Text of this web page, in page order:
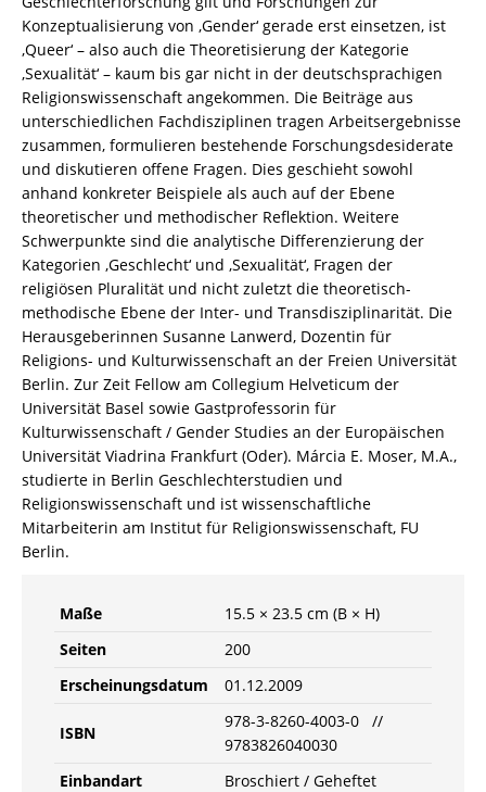
/
978-
3-
82-
604003-
0
Menge
Konzeptualisierung von ‚Gender‘ gerade erst einsetzen, ist
‚Queer‘ – also auch die Theoretisierung der Kategorie
‚Sexualität‘ – kaum bis gar nicht in der deutschsprachigen
Religionswissenschaft angekommen. Die Beiträge aus
unterschiedlichen Fachdisziplinen tragen Arbeitsergebnisse
zusammen, formulieren bestehende Forschungsdesiderate
und diskutieren offene Fragen. Dies geschieht sowohl
anhand konkreter Beispiele als auch auf der Ebene
theoretischer und methodischer Reflektion. Weitere
Schwerpunkte sind die analytische Differenzierung der
Kategorien ‚Geschlecht‘ und ‚Sexualität‘, Fragen der
religiösen Pluralität und nicht zuletzt die theoretisch-
methodische Ebene der Inter- und Transdisziplinarität. Die
Herausgeberinnen Susanne Lanwerd, Dozentin für
Religions- und Kulturwissenschaft an der Freien Universität
Berlin. Zur Zeit Fellow am Collegium Helveticum der
Universität Basel sowie Gastprofessorin für
Kulturwissenschaft / Gender Studies an der Europäischen
Universität Viadrina Frankfurt (Oder). Márcia E. Moser, M.A.,
studierte in Berlin Geschlechterstudien und
Religionswissenschaft und ist wissenschaftliche
Mitarbeiterin am Institut für Religionswissenschaft, FU
Berlin.
Maße
15.5 × 23.5 cm (B × H)
Seiten
200
Erscheinungsdatum
01.12.2009
ISBN
978-3-8260-4003-0 //
9783826040030
Einbandart
Broschiert / Geheftet